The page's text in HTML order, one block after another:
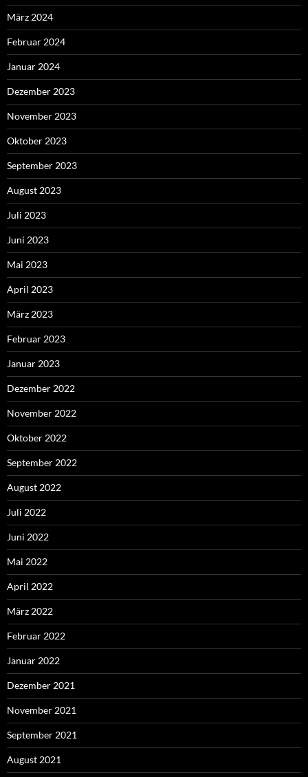
März 2024
Februar 2024
Januar 2024
Dezember 2023
November 2023
Oktober 2023
September 2023
August 2023
Juli 2023
Juni 2023
Mai 2023
April 2023
März 2023
Februar 2023
Januar 2023
Dezember 2022
November 2022
Oktober 2022
September 2022
August 2022
Juli 2022
Juni 2022
Mai 2022
April 2022
März 2022
Februar 2022
Januar 2022
Dezember 2021
November 2021
September 2021
August 2021